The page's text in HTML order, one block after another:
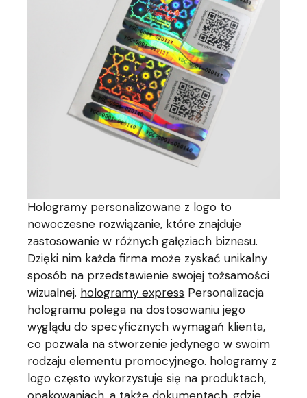
Hologramy personalizowane z logo to
nowoczesne rozwiązanie, które znajduje
zastosowanie w różnych gałęziach biznesu.
Dzięki nim każda firma może zyskać unikalny
sposób na przedstawienie swojej tożsamości
wizualnej. hologramy express Personalizacja
hologramu polega na dostosowaniu jego
wyglądu do specyficznych wymagań klienta,
co pozwala na stworzenie jedynego w swoim
rodzaju elementu promocyjnego. hologramy z
logo często wykorzystuje się na produktach,